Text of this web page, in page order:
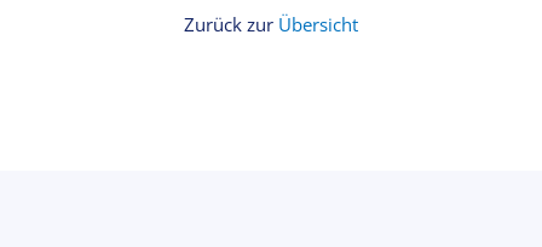
Zurück zur Übersicht